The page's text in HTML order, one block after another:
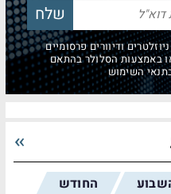
ודיוורים פרסומיים
באמצעות הסלולר בהתאם
החודש